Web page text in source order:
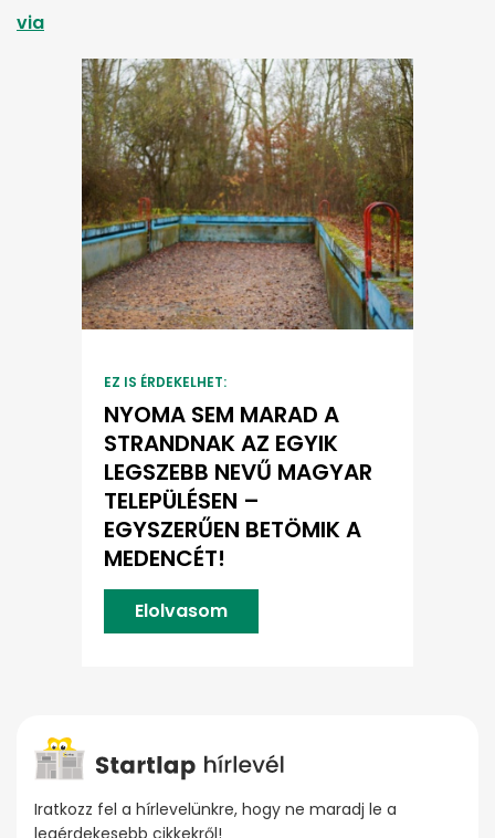
via
EZ IS ÉRDEKELHET:
NYOMA SEM MARAD A
STRANDNAK AZ EGYIK
LEGSZEBB NEVŰ MAGYAR
TELEPÜLÉSEN –
EGYSZERŰEN BETÖMIK A
MEDENCÉT!
Elolvasom
Iratkozz fel a hírlevelünkre, hogy ne maradj le a
legérdekesebb cikkekről!